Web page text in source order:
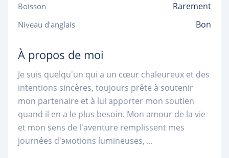
Boisson Rarement
Niveau d'anglais Bon
À propos de moi
Je suis quelqu'un qui a un cœur chaleureux et des
intentions sincères, toujours prête à soutenir
mon partenaire et à lui apporter mon soutien
quand il en a le plus besoin. Mon amour de la vie
et mon sens de l'aventure remplissent mes
journées d'эмоtions lumineuses, ...